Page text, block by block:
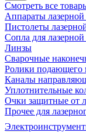
Смотреть все
Аппараты лазерной
Пистолеты
Сопла для лазерной
Линзы
Сварочные
Ролики подающего
Каналы
Уплотнительные
Очки защитные от
Прочее для